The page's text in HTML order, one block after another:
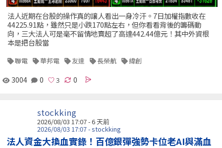
法人近期在台股的操作真的讓人看出一身冷汗。7日加權指數收在
44225.91點，雖然只是小跌170點左右，但你看看背後的籌碼動
向，三大法人可是毫不留情地賣超了高達442.44億元！其中外資根
本是把台股當
聯電 華邦電 友達 長榮航 緯創
3004 0 0
stockking
2026/08/03 17:07 - 6 天前
2026/08/03 17:07 - stockking
法人資金大換血實錄！百億銀彈強勢卡位老AI與滿血